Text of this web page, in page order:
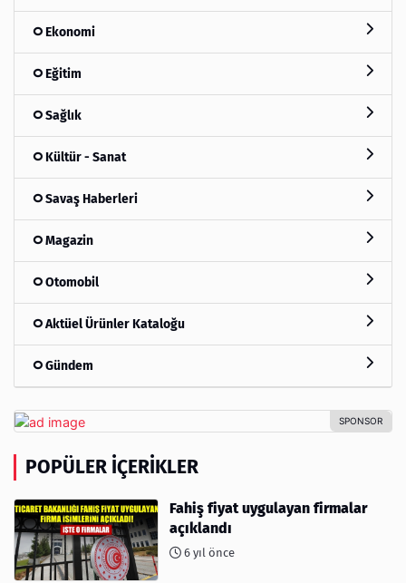
Ekonomi
Eğitim
Sağlık
Kültür - Sanat
Savaş Haberleri
Magazin
Otomobil
Aktüel Ürünler Kataloğu
Gündem
POPÜLER İÇERIKLER
Fahiş fiyat uygulayan firmalar
açıklandı
6 yıl önce